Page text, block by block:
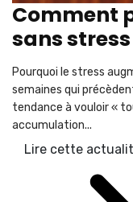
Comment
sans stress
Pourquoi le stress
semaines qui
tendance à vouloir «
accumulation...
Lire cette